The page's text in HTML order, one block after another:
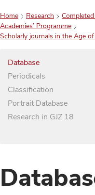
Home Research
Academies’ Programme
Scholarly journals in the Age
Database
Periodicals
Classification
Portrait Database
Research in GJZ 18